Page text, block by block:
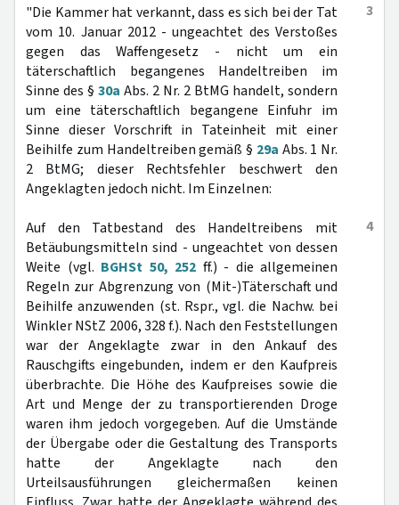
3
"Die Kammer hat verkannt, dass es sich bei der Tat
vom 10. Januar 2012 - ungeachtet des Verstoßes
gegen das Waffengesetz - nicht um ein
täterschaftlich begangenes Handeltreiben im
Sinne des § 30a Abs. 2 Nr. 2 BtMG handelt, sondern
um eine täterschaftlich begangene Einfuhr im
Sinne dieser Vorschrift in Tateinheit mit einer
Beihilfe zum Handeltreiben gemäß § 29a Abs. 1 Nr.
2 BtMG; dieser Rechtsfehler beschwert den
Angeklagten jedoch nicht. Im Einzelnen:
4
Auf den Tatbestand des Handeltreibens mit
Betäubungsmitteln sind - ungeachtet von dessen
Weite (vgl. BGHSt 50, 252 ff.) - die allgemeinen
Regeln zur Abgrenzung von (Mit-)Täterschaft und
Beihilfe anzuwenden (st. Rspr., vgl. die Nachw. bei
Winkler NStZ 2006, 328 f.). Nach den Feststellungen
war der Angeklagte zwar in den Ankauf des
Rauschgifts eingebunden, indem er den Kaufpreis
überbrachte. Die Höhe des Kaufpreises sowie die
Art und Menge der zu transportierenden Droge
waren ihm jedoch vorgegeben. Auf die Umstände
der Übergabe oder die Gestaltung des Transports
hatte der Angeklagte nach den
Urteilsausführungen gleichermaßen keinen